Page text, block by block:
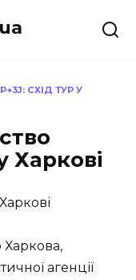
СХІД ТУР У
Харкові
агенції